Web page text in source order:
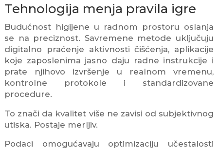
Tehnologija menja pravila igre
Budućnost higijene u radnom prostoru oslanja
se na preciznost. Savremene metode uključuju
digitalno praćenje aktivnosti čišćenja, aplikacije
koje zaposlenima jasno daju radne instrukcije i
prate njihovo izvršenje u realnom vremenu,
kontrolne protokole i standardizovane
procedure.
To znači da kvalitet više ne zavisi od subjektivnog
utiska. Postaje merljiv.
Podaci omogućavaju optimizaciju učestalosti